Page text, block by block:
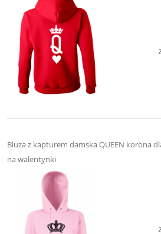
Bluza z kapturem damska QUEEN korona
na walentynki